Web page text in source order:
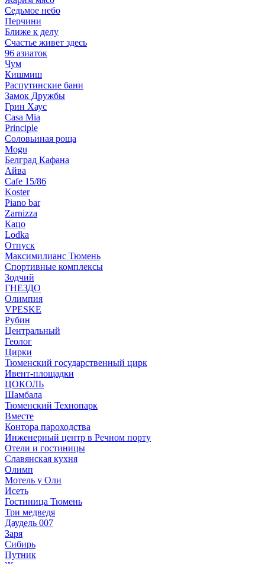
Седьмое небо
Перчини
Ближе к делу
Счастье живет здесь
96 азиаток
Чум
Кишмиш
Распутинские бани
Замок Дружбы
Грин Хаус
Casa Mia
Principle
Соловьиная роща
Mogu
Белград Кафана
Айва
Cafe 15/86
Koster
Piano bar
Zarnizza
Кацо
Lodka
Отпуск
Максимилианс Тюмень
Спортивные комплексы
Зодчий
ГНЕЗДО
Олимпия
VPESKE
Рубин
Центральный
Геолог
Цирки
Тюменский государственный цирк
Ивент-площадки
ЦОКОЛЬ
Шамбала
Тюменский Технопарк
Вместе
Контора пароходства
Инженерный центр в Речном порту
Отели и гостиницы
Славянская кухня
Олимп
Мотель у Оли
Исеть
Гостиница Тюмень
Три медведя
Даудель 007
Заря
Сибирь
Путник